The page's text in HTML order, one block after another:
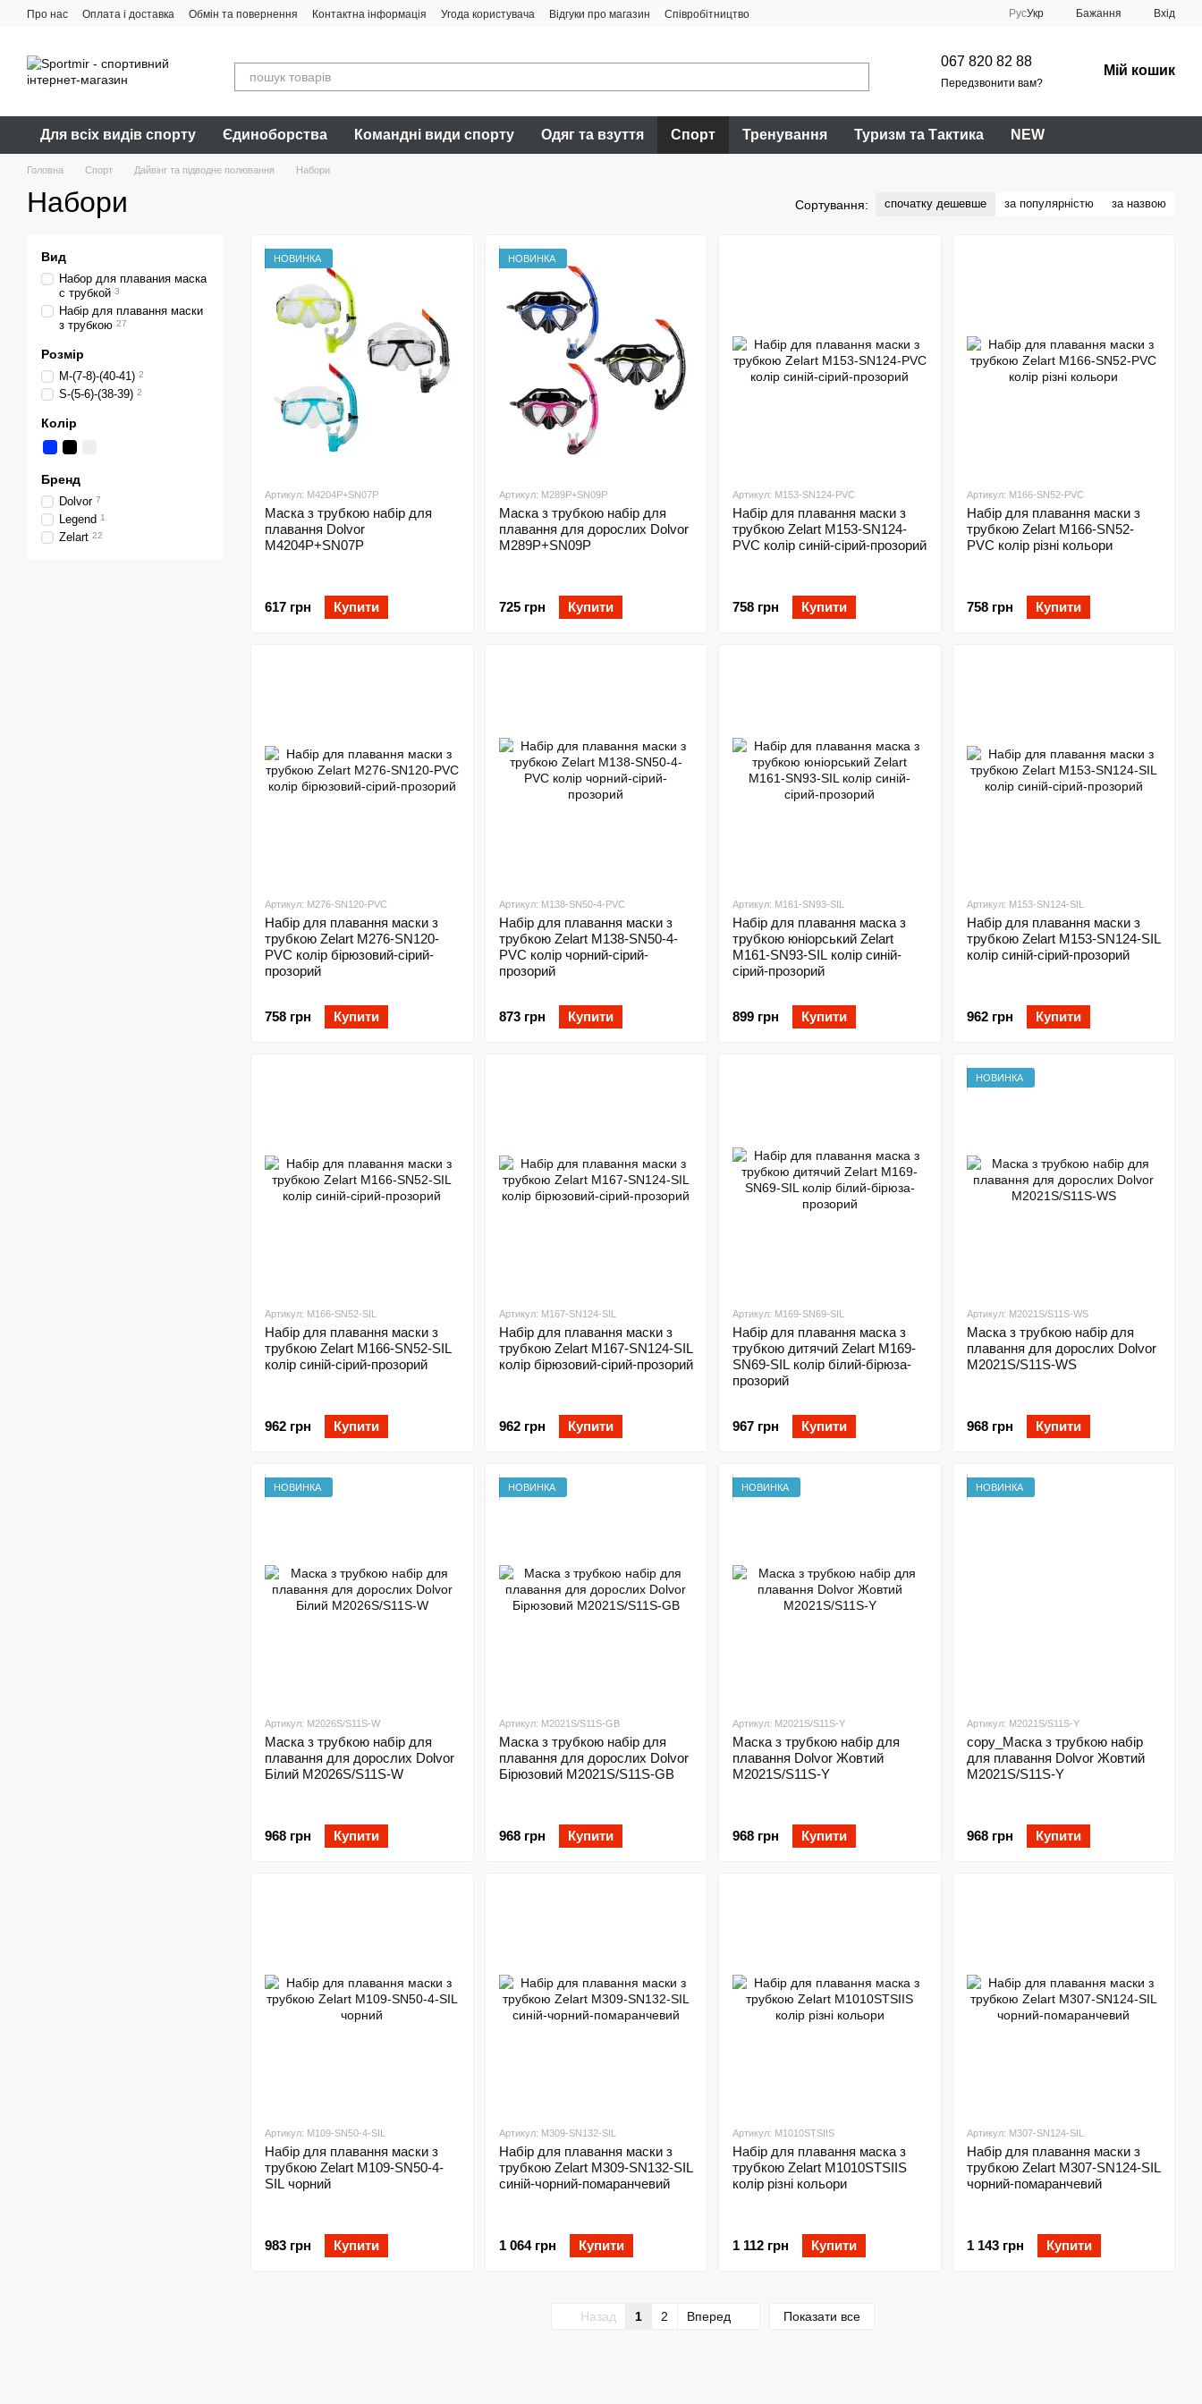
Перейти до основного контенту
Про нас Оплата і доставка Обмін та повернення Контактна інформація Угода користувача Відгуки про магазин Співробітництво РусУкр Бажання Вхід
067 820 82 88
Передзвонити вам?
Мій кошик
Для всіх видів спорту Єдиноборства Командні види спорту Одяг та взуття Спорт Тренування Туризм та Тактика NEW
Головна Спорт Дайвінг та підводне полювання Набори
Набори Сортування: спочатку дешевше за популярністю за назвою
НОВИНКА
Артикул: М4204Р+SN07P
Маска з трубкою набір для
плавання Dolvor
М4204Р+SN07P
617 грн Купити
НОВИНКА
Артикул: М289P+SN09P
Маска з трубкою набір для
плавання для дорослих Dolvor
М289P+SN09P
725 грн Купити
Артикул: M153-SN124-PVC
Набір для плавання маски з
трубкою Zelart M153-SN124-
PVC колір синій-сірий-прозорий
758 грн Купити
Артикул: M166-SN52-PVC
Набір для плавання маски з
трубкою Zelart M166-SN52-
PVC колір різні кольори
758 грн Купити
Артикул: M276-SN120-PVC
Набір для плавання маски з
трубкою Zelart M276-SN120-
PVC колір бірюзовий-сірий-
прозорий
758 грн Купити
Артикул: M138-SN50-4-PVC
Набір для плавання маски з
трубкою Zelart M138-SN50-4-
PVC колір чорний-сірий-
прозорий
873 грн Купити
Артикул: M161-SN93-SIL
Набір для плавання маска з
трубкою юніорський Zelart
M161-SN93-SIL колір синій-
сірий-прозорий
899 грн Купити
Артикул: M153-SN124-SIL
Набір для плавання маски з
трубкою Zelart M153-SN124-SIL
колір синій-сірий-прозорий
962 грн Купити
Артикул: M166-SN52-SIL
Набір для плавання маски з
трубкою Zelart M166-SN52-SIL
колір синій-сірий-прозорий
962 грн Купити
Артикул: M167-SN124-SIL
Набір для плавання маски з
трубкою Zelart M167-SN124-SIL
колір бірюзовий-сірий-прозорий
962 грн Купити
Артикул: M169-SN69-SIL
Набір для плавання маска з
трубкою дитячий Zelart M169-
SN69-SIL колір білий-бірюза-
прозорий
967 грн Купити
НОВИНКА
Артикул: M2021S/S11S-WS
Маска з трубкою набір для
плавання для дорослих Dolvor
M2021S/S11S-WS
968 грн Купити
НОВИНКА
Артикул: M2026S/S11S-W
Маска з трубкою набір для
плавання для дорослих Dolvor
Білий M2026S/S11S-W
968 грн Купити
НОВИНКА
Артикул: M2021S/S11S-GB
Маска з трубкою набір для
плавання для дорослих Dolvor
Бірюзовий M2021S/S11S-GB
968 грн Купити
НОВИНКА
Артикул: M2021S/S11S-Y
Маска з трубкою набір для
плавання Dolvor Жовтий
M2021S/S11S-Y
968 грн Купити
НОВИНКА
Артикул: M2021S/S11S-Y
copy_Маска з трубкою набір
для плавання Dolvor Жовтий
M2021S/S11S-Y
968 грн Купити
Артикул: M109-SN50-4-SIL
Набір для плавання маски з
трубкою Zelart M109-SN50-4-
SIL чорний
983 грн Купити
Артикул: M309-SN132-SIL
Набір для плавання маски з
трубкою Zelart M309-SN132-SIL
синій-чорний-помаранчевий
1 064 грн Купити
Артикул: M1010STSIIS
Набір для плавання маска з
трубкою Zelart M1010STSIIS
колір різні кольори
1 112 грн Купити
Артикул: M307-SN124-SIL
Набір для плавання маски з
трубкою Zelart M307-SN124-SIL
чорний-помаранчевий
1 143 грн Купити
Назад 1 2 Вперед Показати все
Вид
Набор для плавания маска
с трубкой 3
Набір для плавання маски
з трубкою 27
Розмір
M-(7-8)-(40-41) 2
S-(5-6)-(38-39) 2
Колір
Бренд
Dolvor 7
Legend 1
Zelart 22